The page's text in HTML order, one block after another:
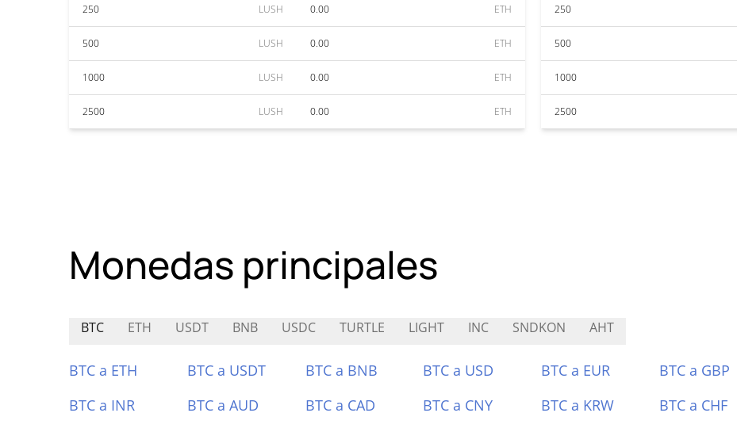
250 LUSH 0.00 ETH
500 LUSH 0.00 ETH
1000 LUSH 0.00 ETH
2500 LUSH 0.00 ETH
250
500
1000
2500
Monedas principales
BTC ETH USDT BNB USDC TURTLE LIGHT INC SNDKON AHT
BTC a ETH BTC a USDT BTC a BNB BTC a USD BTC a EUR BTC a GBP
BTC a INR
BTC a AUD BTC a CAD BTC a CNY BTC a KRW BTC a CHF